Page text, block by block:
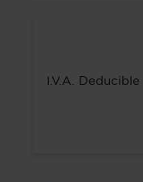
I.V.A. Deducible